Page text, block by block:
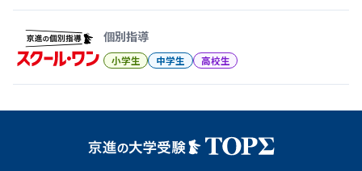
個別指導
小学生 中学生 高校生